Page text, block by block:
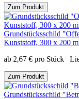
Zum Produkt
Grundstücksschild
Kunststoff, 300 x 200
ab 2,67 € pro Stück
Zum Produkt
Grundstücksschild